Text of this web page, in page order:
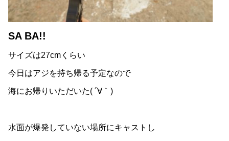
SA BA!!
サイズは27cmくらい
今日はアジを持ち帰る予定なので
海にお帰りいただいた( ´∀｀)
水面が爆発していない場所にキャストし